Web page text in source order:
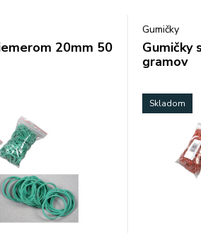
20mm 50
Gumičky
Gumičky
gramov
Skladom